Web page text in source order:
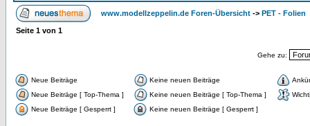
www.modellzeppelin.de Foren-Übersicht -> PET - Folien
Seite 1 von 1
Gehe zu:
Neue Beiträge Keine neuen Beiträge
Neue Beiträge [ Top-Thema ]
Keine neuen Beiträge [ Top-Thema ]
Neue Beiträge [ Gesperrt ]
Keine neuen Beiträge [ Gesperrt ]